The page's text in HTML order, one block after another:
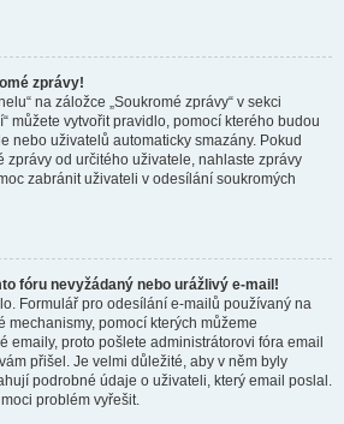
zprávy!
na záložce „Soukromé zprávy“ v sekci
můžete vytvořit pravidlo, pomocí kterého budou
nebo uživatelů automaticky smazány. Pokud
zprávy od určitého uživatele, nahlaste zprávy
zabránit uživateli v odesílání soukromých
fóru nevyžádaný nebo urážlivý e-mail!
Formulář pro odesílání e-mailů používaný na
mechanismy, pomocí kterých můžeme
emaily, proto pošlete administrátorovi fóra email
přišel. Je velmi důležité, aby v něm byly
podrobné údaje o uživateli, který email poslal.
problém vyřešit.